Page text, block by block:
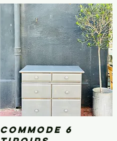
Aperçu rapide
Commode 6